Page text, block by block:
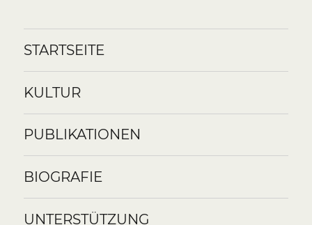
STARTSEITE
KULTUR
PUBLIKATIONEN
BIOGRAFIE
UNTERSTÜTZUNG